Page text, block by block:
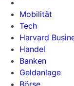
Mobilität
Tech
Harvard
Handel
Banken
Geldanlage
Börse